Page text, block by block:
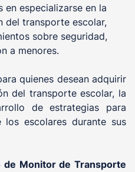
en especializarse en la
del transporte escolar,
sobre seguridad,
a menores.
quienes desean adquirir
del transporte escolar, la
de estrategias para
escolares durante sus
de Monitor de Transporte